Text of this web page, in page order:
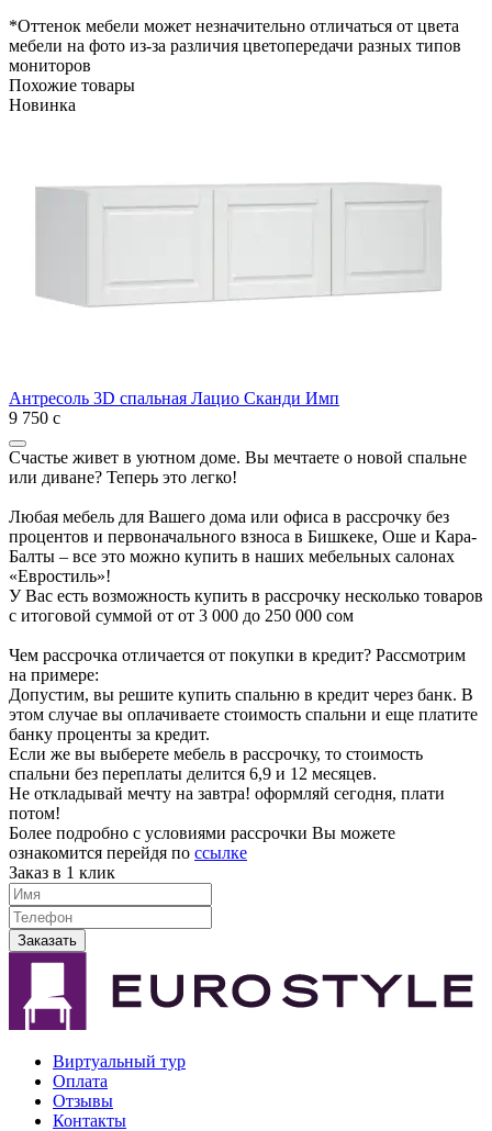
*Оттенок мебели может незначительно отличаться от цвета
мебели на фото из-за различия цветопередачи разных типов
мониторов
Похожие товары
Новинка
Антресоль 3D спальная Лацио Сканди Имп
9 750 с
Счастье живет в уютном доме. Вы мечтаете о новой спальне
или диване? Теперь это легко!
Любая мебель для Вашего дома или офиса в рассрочку без
процентов и первоначального взноса в Бишкеке, Оше и Кара-
Балты – все это можно купить в наших мебельных салонах
«Евростиль»!
У Вас есть возможность купить в рассрочку несколько товаров
с итоговой суммой от от 3 000 до 250 000 сом
Чем рассрочка отличается от покупки в кредит? Рассмотрим
на примере:
Допустим, вы решите купить спальню в кредит через банк. В
этом случае вы оплачиваете стоимость спальни и еще платите
банку проценты за кредит.
Если же вы выберете мебель в рассрочку, то стоимость
спальни без переплаты делится 6,9 и 12 месяцев.
Не откладывай мечту на завтра! оформляй сегодня, плати
потом!
Более подробно с условиями рассрочки Вы можете
ознакомится перейдя по ссылке
Заказ в 1 клик
Заказать
Виртуальный тур
Оплата
Отзывы
Контакты